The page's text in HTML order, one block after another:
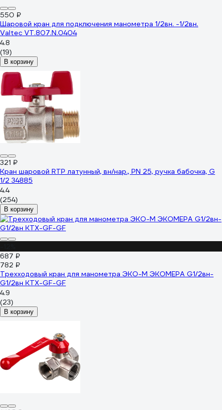
550 ₽
Шаровой кран для подключения манометра 1/2вн. -1/2вн.
Valtec VT.807.N.0404
4.8
(19)
В корзину
321 ₽
Кран шаровой RTP латунный, вн/нар., PN 25, ручка бабочка, G
1/2 34885
4.4
(254)
В корзину
687 ₽
782 ₽
Трехходовый кран для манометра ЭКО-М ЭКОМЕРА G1/2вн-
G1/2вн КТХ-GF-GF
4.9
(23)
В корзину